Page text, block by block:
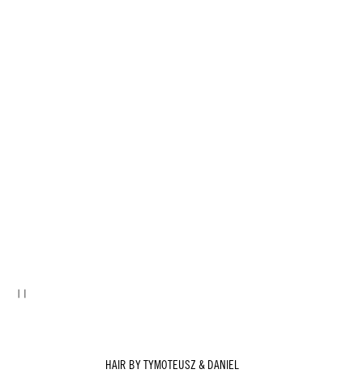
HAIR BY TYMOTEUSZ & DANIEL